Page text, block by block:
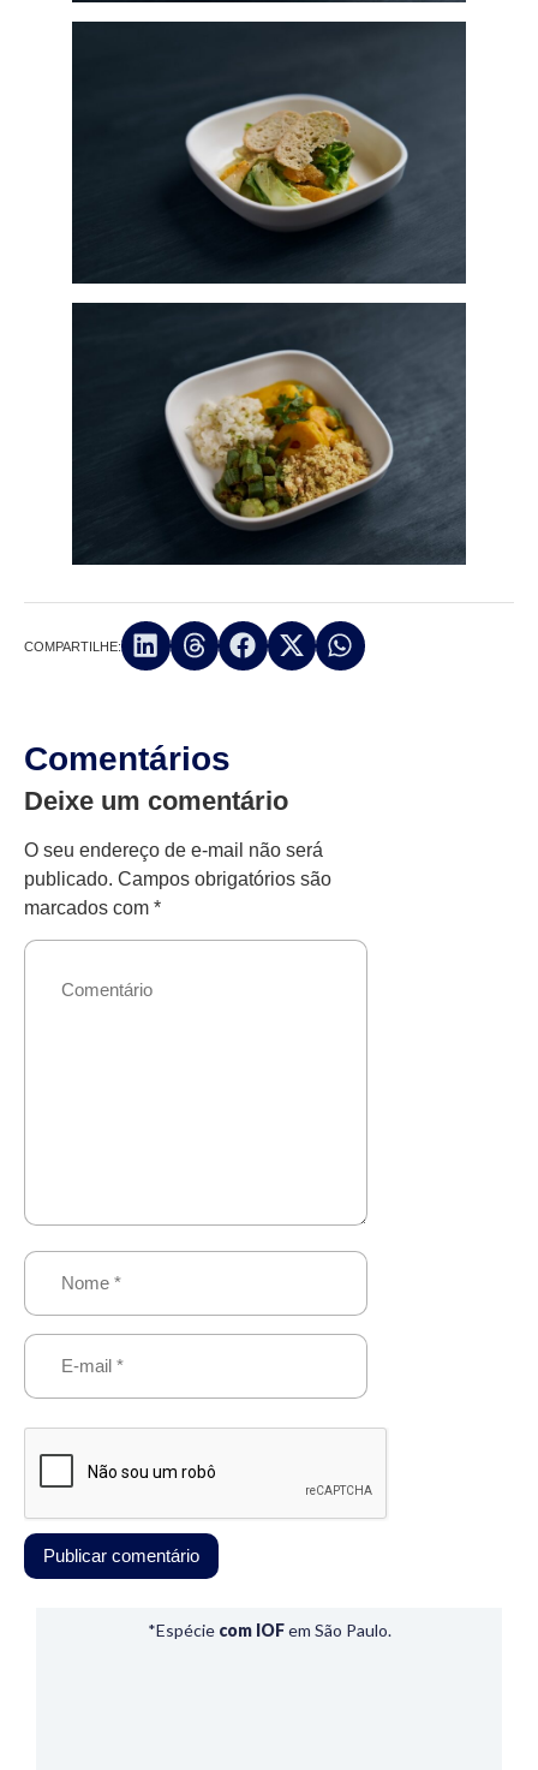
COMPARTILHE:
Comentários
Deixe um comentário
O seu endereço de e-mail não será
publicado. Campos obrigatórios são
marcados com *